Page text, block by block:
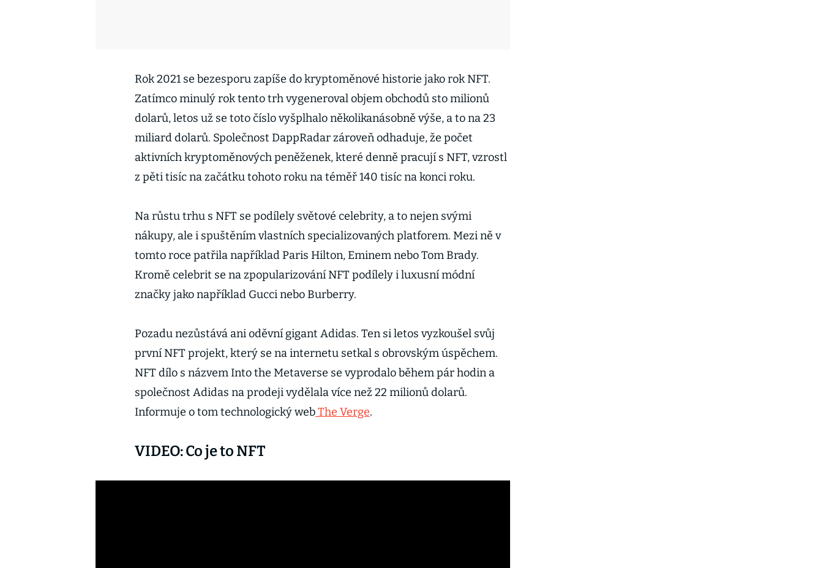
Rok 2021 se bezesporu zapíše do kryptoměnové historie jako rok NFT.
Zatímco minulý rok tento trh vygeneroval objem obchodů sto milionů
dolarů, letos už se toto číslo vyšplhalo několikanásobně výše, a to na 23
miliard dolarů. Společnost DappRadar zároveň odhaduje, že počet
aktivních kryptoměnových peněženek, které denně pracují s NFT, vzrostl
z pěti tisíc na začátku tohoto roku na téměř 140 tisíc na konci roku.
Na růstu trhu s NFT se podílely světové celebrity, a to nejen svými
nákupy, ale i spuštěním vlastních specializovaných platforem. Mezi ně v
tomto roce patřila například Paris Hilton, Eminem nebo Tom Brady.
Kromě celebrit se na zpopularizování NFT podílely i luxusní módní
značky jako například Gucci nebo Burberry.
Pozadu nezůstává ani oděvní gigant Adidas. Ten si letos vyzkoušel svůj
první NFT projekt, který se na internetu setkal s obrovským úspěchem.
NFT dílo s názvem Into the Metaverse se vyprodalo během pár hodin a
společnost Adidas na prodeji vydělala více než 22 milionů dolarů.
Informuje o tom technologický webThe Verge.
VIDEO: Co je to NFT